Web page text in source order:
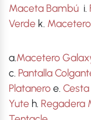
Maceta Bambú i.
Verde k.
a.Macetero
c. Pantalla
Plataneroe.
Yute h. Regadera